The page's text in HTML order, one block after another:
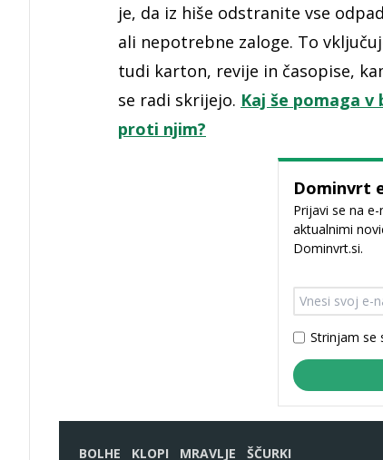
je, da iz hiše odstranite vse
ali nepotrebne zaloge. To
tudi karton, revije in časopise,
se radi skrijejo. Kaj še pomaga v
proti njim?
Dominvrt
Prijavi se na
aktualnimi
Dominvrt.si.
Strinjam se
BOLHE KLOPI MRAVLJE ŠČURKI